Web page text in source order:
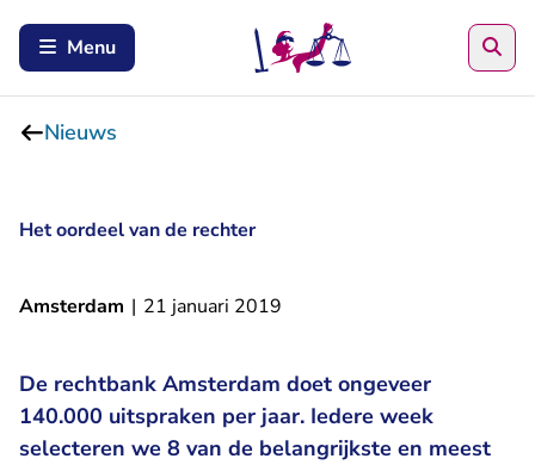
Menu
Nieuws
Het oordeel van de rechter
Amsterdam | 21 januari 2019
De rechtbank Amsterdam doet ongeveer
140.000 uitspraken per jaar. Iedere week
selecteren we 8 van de belangrijkste en meest